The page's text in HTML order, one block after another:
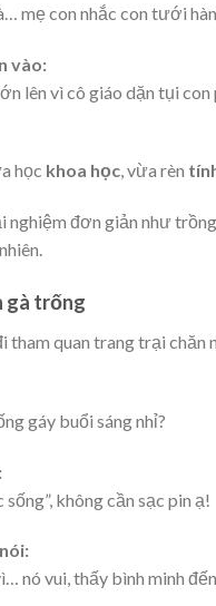
mẹ con nhắc con tưới
vào:
lên vì cô giáo dặn tụi
học khoa học, vừa rèn
nghiệm đơn giản như
gà trống
tham quan trang trại chăn
gáy buổi sáng nhỉ?
không cần sạc pin ạ!
nó vui, thấy bình minh